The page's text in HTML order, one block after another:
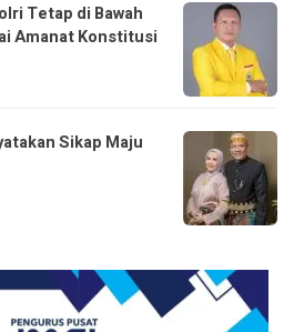
Tetap di Bawah
Amanat Konstitusi
Sikap Maju